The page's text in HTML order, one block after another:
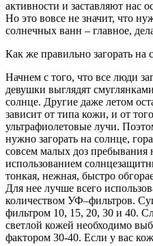
активности и заставляют нас
Но это вовсе не значит, что
солнечных ванн – главное,
Как же правильно загорать на
Начнем с того, что все люди
девушки выглядят
солнце. Другие даже летом
зависит от типа кожи, и от
ультрафиолетовые лучи.
нужно загорать на солнце,
совсем малых доз пребывания
использованием
тонкая, нежная, быстро
Для нее лучше всего
количеством УФ–фильтров.
фильтром 10, 15, 20, 30 и 40.
светлой кожей необходимо
фактором 30-40. Если у вас